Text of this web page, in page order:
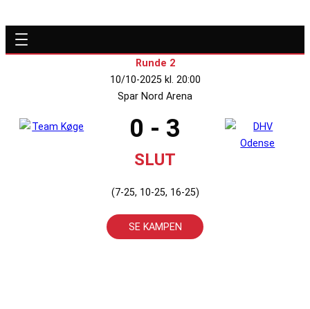
Runde 2
10/10-2025 kl. 20:00
Spar Nord Arena
0 - 3
SLUT
(7-25, 10-25, 16-25)
SE KAMPEN